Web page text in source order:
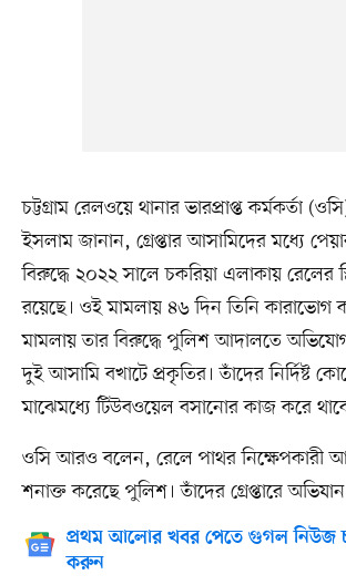
চট্টগ্রাম রেলওয়ে থানার ভারপ্রাপ্ত কর্মকর্তা
ইসলাম জানান, গ্রেপ্তার আসামিদের মধ্যে
বিরুদ্ধে ২০২২ সালে চকরিয়া এলাকায় রেলের
রয়েছে। ওই মামলায় ৪৬ দিন তিনি কারাভোগ
মামলায় তার বিরুদ্ধে পুলিশ আদালতে
দুই আসামি বখাটে প্রকৃতির। তাঁদের নির্দিষ্ট
মাঝেমধ্যে টিউবওয়েল বসানোর কাজ করে
ওসি আরও বলেন, রেলে পাথর নিক্ষেপকারী
শনাক্ত করেছে পুলিশ। তাঁদের গ্রেপ্তারে
প্রথম আলোর খবর পেতে গুগল নিউজ
করুন